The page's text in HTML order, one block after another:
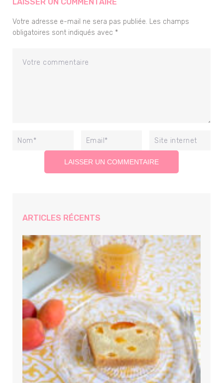
Votre adresse e-mail ne sera pas publiée. Les champs
obligatoires sont indiqués avec *
ARTICLES RÉCENTS